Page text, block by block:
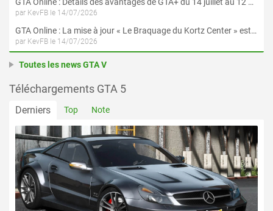
GTA Online : Détails des avantages de GTA+ du 14 juillet au 12 août
par KevFB le 14/07/2026
GTA Online : La mise à jour « Le Braquage du Kortz Center » est maintenant disponible
par KevFB le 14/07/2026
Toutes les news GTA V
Téléchargements GTA 5
Derniers Top Note